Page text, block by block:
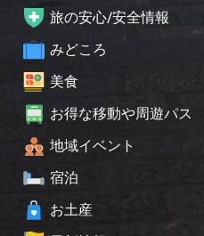
旅の安心/安全情報
みどころ
美食
お得な移動や周遊パス
地域イベント
宿泊
お土産